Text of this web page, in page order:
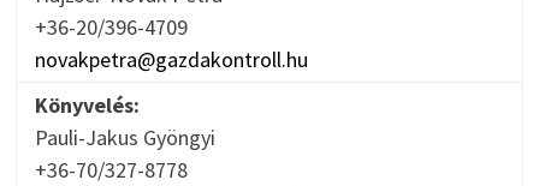
+36-20/396-4709
novakpetra@gazdakontroll.hu
Könyvelés:
Pauli-Jakus Gyöngyi
+36-70/327-8778